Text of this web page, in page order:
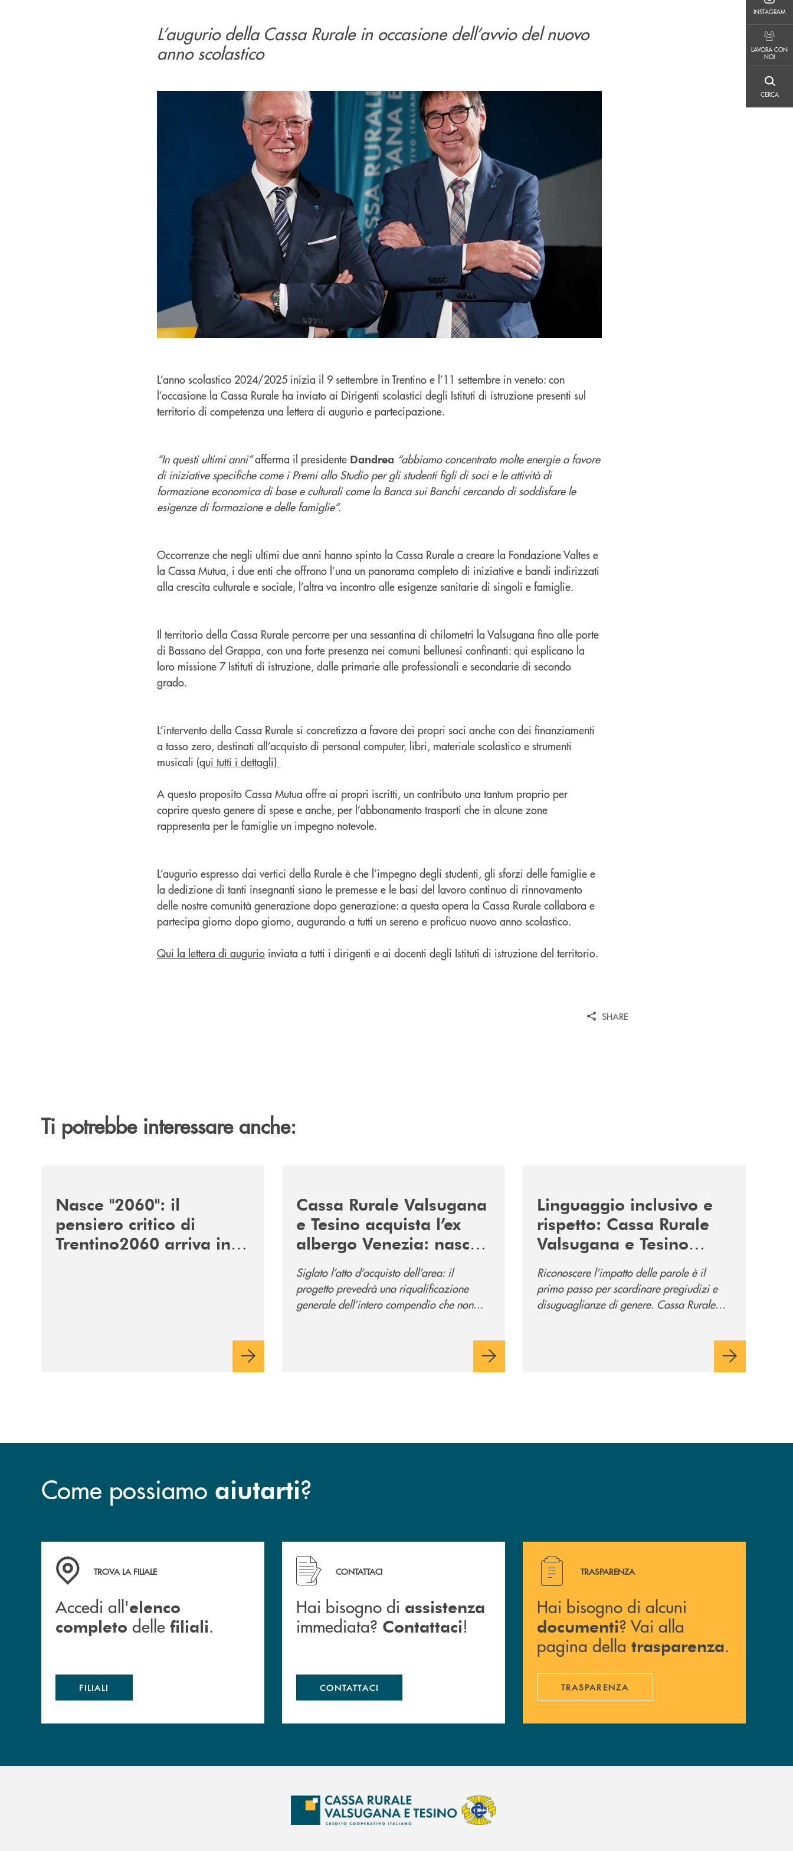
INSTAGRAM
LAVORA CON
NOI
CERCA
L’augurio della Cassa Rurale in occasione dell’avvio del nuovo
anno scolastico
L’anno scolastico 2024/2025 inizia il 9 settembre in Trentino e l’11 settembre in veneto: con
l’occasione la Cassa Rurale ha inviato ai Dirigenti scolastici degli Istituti di istruzione presenti sul
territorio di competenza una lettera di augurio e partecipazione.
“In questi ultimi anni”afferma il presidente Dandrea “abbiamo concentrato molte energie a favore
di iniziative specifiche come i Premi allo Studio per gli studenti figli di soci e le attività di
formazione economica di base e culturali come la Banca sui Banchi cercando di soddisfare le
esigenze di formazione e delle famiglie”.
Occorrenze che negli ultimi due anni hanno spinto la Cassa Rurale a creare la Fondazione Valtes e
la Cassa Mutua, i due enti che offrono l’una un panorama completo di iniziative e bandi indirizzati
alla crescita culturale e sociale, l’altra va incontro alle esigenze sanitarie di singoli e famiglie.
Il territorio della Cassa Rurale percorre per una sessantina di chilometri la Valsugana fino alle porte
di Bassano del Grappa, con una forte presenza nei comuni bellunesi confinanti: qui esplicano la
loro missione 7 Istituti di istruzione, dalle primarie alle professionali e secondarie di secondo
grado.
L’intervento della Cassa Rurale si concretizza a favore dei propri soci anche con dei finanziamenti
a tasso zero, destinati all’acquisto di personal computer, libri, materiale scolastico e strumenti
musicali (qui tutti i dettagli)
A questo proposito Cassa Mutua offre ai propri iscritti, un contributo una tantum proprio per
coprire questo genere di spese e anche, per l’abbonamento trasporti che in alcune zone
rappresenta per le famiglie un impegno notevole.
L’augurio espresso dai vertici della Rurale è che l’impegno degli studenti, gli sforzi delle famiglie e
la dedizione di tanti insegnanti siano le premesse e le basi del lavoro continuo di rinnovamento
delle nostre comunità generazione dopo generazione: a questa opera la Cassa Rurale collabora e
partecipa giorno dopo giorno, augurando a tutti un sereno e proficuo nuovo anno scolastico.
Qui la lettera di augurio inviata a tutti i dirigenti e ai docenti degli Istituti di istruzione del territorio.
SHARE
Ti potrebbe interessare anche:
Nasce "2060": il
pensiero critico di
Trentino2060 arriva in
Cassa Rurale Valsugana
e Tesino acquista l’ex
albergo Venezia: nasce
il nuovo polo
direzionale della banca
e al servizio della
Siglato l’atto d’acquisto dell’area: il
progetto prevedrà una riqualificazione
generale dell’intero compendio che non
Linguaggio inclusivo e
rispetto: Cassa Rurale
Valsugana e Tesino
promuove la campagna
“Tolleranza Zero”
Riconoscere l’impatto delle parole è il
primo passo per scardinare pregiudizi e
disuguaglianze di genere. Cassa Rurale
valori e influenzi direttamente la comunità
Come possiamo aiutarti?
Accedi all' elenco completo delle filiali .
TROVA LA FILIALE
Accedi all'elenco
completo delle filiali.
FILIALI
Hai bisogno di assistenza immediata? Contattaci !
CONTATTACI
Hai bisogno di assistenza
immediata? Contattaci!
CONTATTACI
Hai bisogno di alcuni documenti ? Vai alla pagina della
TRASPARENZA
Hai bisogno di alcuni
documenti? Vai alla
pagina della trasparenza.
TRASPARENZA